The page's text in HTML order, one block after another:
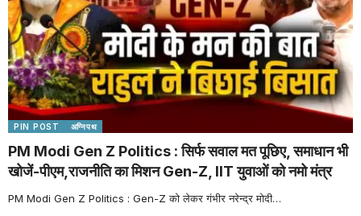
PIN POST अग्निपथ
PM Modi Gen Z Politics : सिर्फ सवाल मत पूछिए, समाधान भी
खोजें-पीएम,राजनीति का मिशन Gen-Z, IIT युवाओं को नमो मंत्र
PM Modi Gen Z Politics : Gen-Z को लेकर गंभीर नरेन्द्र मोदी…